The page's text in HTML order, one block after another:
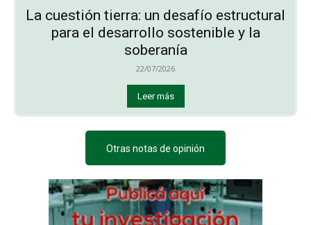
La cuestión tierra: un desafío estructural
para el desarrollo sostenible y la
soberanía
22/07/2026
Leer más
Otras notas de opinión